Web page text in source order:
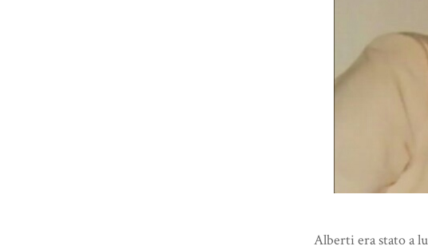
Alberti era stato a